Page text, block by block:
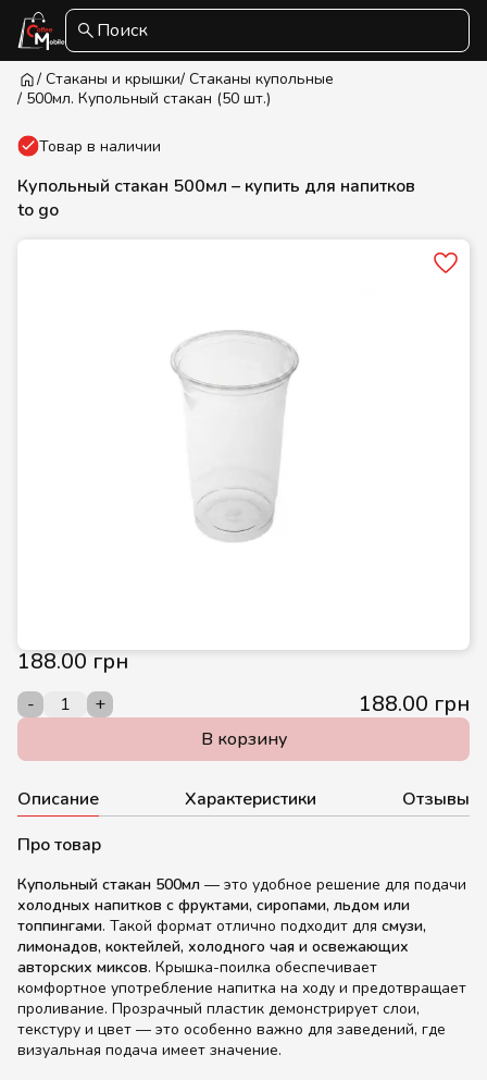
Поиск
/ Стаканы и крышки/ Стаканы купольные
/ 500мл. Купольный стакан (50 шт.)
Товар в наличии
Купольный стакан 500мл – купить для напитков
to go
188.00 грн
- + 188.00 грн
В корзину
Описание Характеристики
Отзывы
Про товар
Купольный стакан 500мл — это удобное решение для подачи
холодных напитков с фруктами, сиропами, льдом или
топпингами. Такой формат отлично подходит для смузи,
лимонадов, коктейлей, холодного чая и освежающих
авторских миксов. Крышка-поилка обеспечивает
комфортное употребление напитка на ходу и предотвращает
проливание. Прозрачный пластик демонстрирует слои,
текстуру и цвет — это особенно важно для заведений, где
визуальная подача имеет значение.